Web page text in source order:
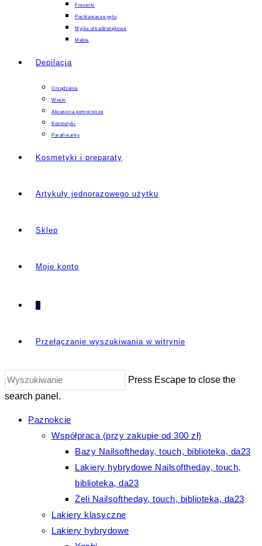
Frezarki
Pochlaniacze pyłu
Myjka ultradźwiękowa
Meble
Depilacja
Urządzenia
Woski
Akcesoria pomocnicze
Kosmetyki
Parafiniarky
Kosmetyki i preparaty
Artykuły jednorazowego użytku
Sklep
Moje konto
0
Przełączanie wyszukiwania w witrynie
Press Escape to close the
search panel.
Paznokcie
Współpraca (przy zakupie od 300 zł)
Bazy Nailsoftheday, touch, biblioteka, da23
Lakiery hybrydowe Nailsoftheday, touch,
biblioteka, da23
Żeli Nailsoftheday, touch, biblioteka, da23
Lakiery klasyczne
Lakiery hybrydowe